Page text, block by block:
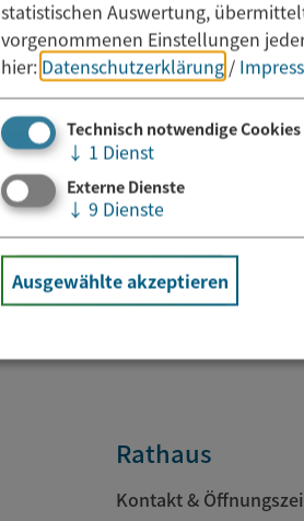
Newsletter
E-Mail*
Rathaus
Kontakt &
statistischen Auswertung,
vorgenommenen Einstellungen
hier: Datenschutzerklärung /
Technisch notwendige Cookies
↓ 1 Dienst
Externe Dienste
↓ 9 Dienste
Ausgewählte akzeptieren